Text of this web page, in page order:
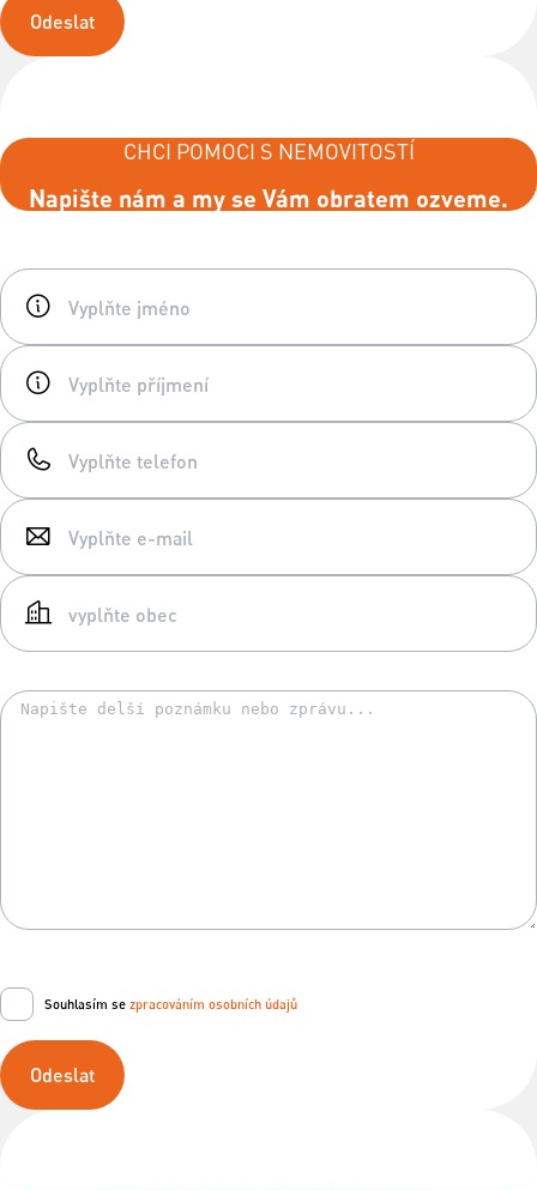
Odeslat
CHCI POMOCI S NEMOVITOSTÍ
Napište nám a my se Vám obratem ozveme.
Souhlasím se zpracováním osobních údajů
Odeslat